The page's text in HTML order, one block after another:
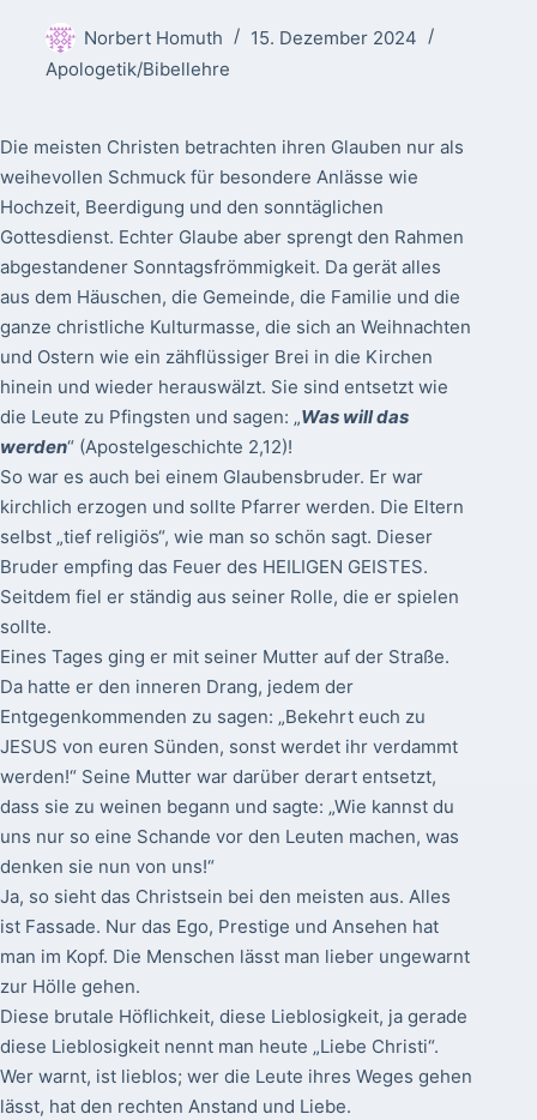
Norbert Homuth
15. Dezember 2024
Apologetik/Bibellehre
Die meisten Christen betrachten ihren Glauben nur als
weihevollen Schmuck für besondere Anlässe wie
Hochzeit, Beerdigung und den sonntäglichen
Gottesdienst. Echter Glaube aber sprengt den Rahmen
abgestandener Sonntagsfrömmigkeit. Da gerät alles
aus dem Häuschen, die Gemeinde, die Familie und die
ganze christliche Kulturmasse, die sich an Weihnachten
und Ostern wie ein zähflüssiger Brei in die Kirchen
hinein und wieder herauswälzt. Sie sind entsetzt wie
die Leute zu Pfingsten und sagen: „Was will das
werden“ (Apostelgeschichte 2,12)!
So war es auch bei einem Glaubensbruder. Er war
kirchlich erzogen und sollte Pfarrer werden. Die Eltern
selbst „tief religiös“, wie man so schön sagt. Dieser
Bruder empfing das Feuer des HEILIGEN GEISTES.
Seitdem fiel er ständig aus seiner Rolle, die er spielen
sollte.
Eines Tages ging er mit seiner Mutter auf der Straße.
Da hatte er den inneren Drang, jedem der
Entgegenkommenden zu sagen: „Bekehrt euch zu
JESUS von euren Sünden, sonst werdet ihr verdammt
werden!“ Seine Mutter war darüber derart entsetzt,
dass sie zu weinen begann und sagte: „Wie kannst du
uns nur so eine Schande vor den Leuten machen, was
denken sie nun von uns!“
Ja, so sieht das Christsein bei den meisten aus. Alles
ist Fassade. Nur das Ego, Prestige und Ansehen hat
man im Kopf. Die Menschen lässt man lieber ungewarnt
zur Hölle gehen.
Diese brutale Höflichkeit, diese Lieblosigkeit, ja gerade
diese Lieblosigkeit nennt man heute „Liebe Christi“.
Wer warnt, ist lieblos; wer die Leute ihres Weges gehen
lässt, hat den rechten Anstand und Liebe.